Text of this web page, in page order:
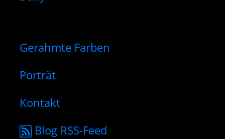
Gerahmte Farben
Porträt
Kontakt
Blog RSS-Feed